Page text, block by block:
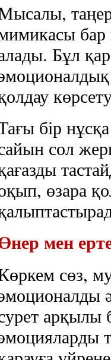
бар
Бұл
бір
сол
өзара
мен
сөз,
арқылы